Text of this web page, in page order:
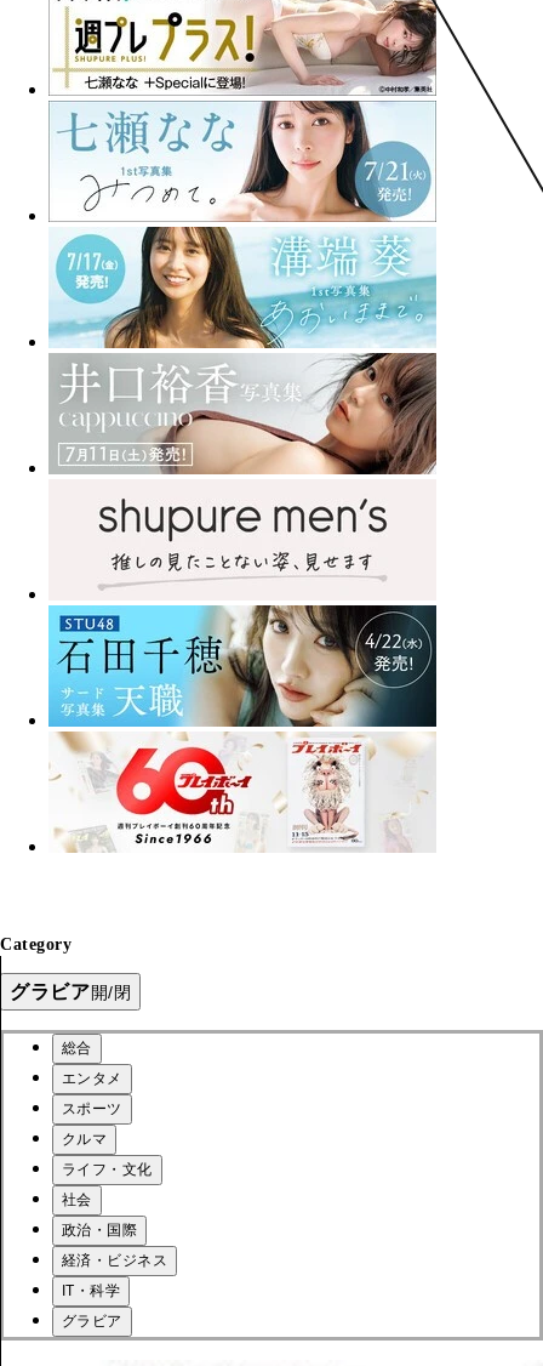
Category
グラビア開/閉
総合
エンタメ
スポーツ
クルマ
ライフ・文化
社会
政治・国際
経済・ビジネス
IT・科学
グラビア